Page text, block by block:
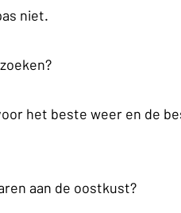
niet.
het beste weer en de
aan de oostkust?